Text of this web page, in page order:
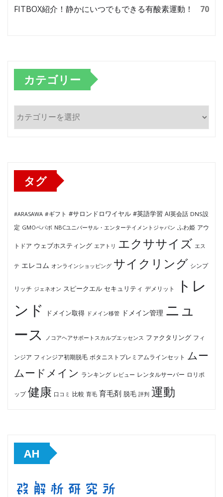
FITBOX紹介！静かにいつでもできる有酸素運動！
70
カテゴリー
カ
タグ
#ARASAWA #ギフト #サロンドロワイヤル #英語学習 AI英会話 DNS設
定 GMOペパボ NBCユニバーサル・エンターテイメントジャパン ふわ姫 アウ
トドア ウェブホスティング エアトリ エクササイズ エス
テ エレコム オンラインショッピング サイクリング シンプ
リッチ ジェネオン スピークエル セキュリティ デメリット
トレ
ンド
ドメイン取得 ドメイン移管 ドメイン管理 ニュ
ース
ノコアヘアサポートスカルプエッセンス ファクタリング フィ
ンジア フィンジア初期脱毛 ボタニストプレミアムラインセット ムー
ムードメイン ランキング レビュー レンタルサーバー ロリポ
ップ 健康 口コミ 比較 育毛 育毛剤 脱毛 評判 運動
AH